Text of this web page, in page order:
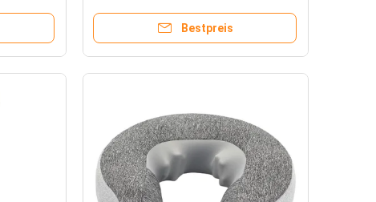
65mm Laufband Maschine
Bestpreis